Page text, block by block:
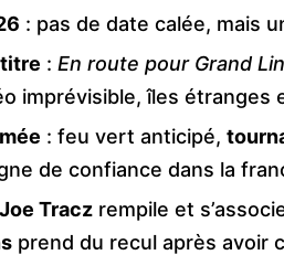
: pas de date calée, mais
: En route pour Grand
imprévisible, îles
: feu vert anticipé,
de confiance dans la
Joe Tracz rempile et
prend du recul après avoir